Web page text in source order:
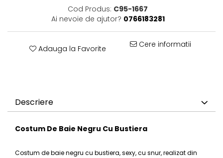
Cod Produs: C95-1667
Ai nevoie de ajutor? 0766183281
Adauga la Favorite Cere informatii
Descriere
Costum De Baie Negru Cu Bustiera
Costum de baie negru cu bustiera, sexy, cu snur, realizat din